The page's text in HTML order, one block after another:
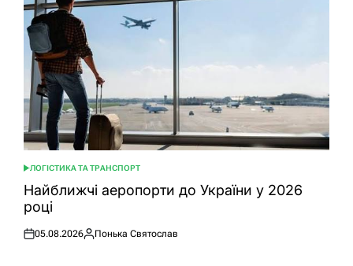
ОПУБЛІКУВАТИ
У
ЛОГІСТИКА ТА ТРАНСПОРТ
Найближчі аеропорти до України у 2026
році
Оприлюднено
05.08.2026
Опубліковано
Понька Святослав